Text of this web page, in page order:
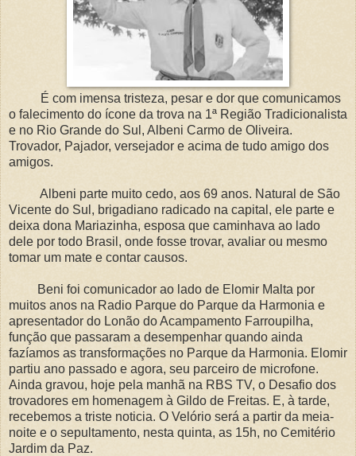
É com imensa tristeza, pesar e dor que comunicamos
o falecimento do ícone da trova na 1ª Região Tradicionalista
e no Rio Grande do Sul, Albeni Carmo de Oliveira.
Trovador, Pajador, versejador e acima de tudo amigo dos
amigos.
Albeni parte muito cedo, aos 69 anos. Natural de São
Vicente do Sul, brigadiano radicado na capital, ele parte e
deixa dona Mariazinha, esposa que caminhava ao lado
dele por todo Brasil, onde fosse trovar, avaliar ou mesmo
tomar um mate e contar causos.
Beni foi comunicador ao lado de Elomir Malta por
muitos anos na Radio Parque do Parque da Harmonia e
apresentador do Lonão do Acampamento Farroupilha,
função que passaram a desempenhar quando ainda
fazíamos as transformações no Parque da Harmonia. Elomir
partiu ano passado e agora, seu parceiro de microfone.
Ainda gravou, hoje pela manhã na RBS TV, o Desafio dos
trovadores em homenagem à Gildo de Freitas. E, à tarde,
recebemos a triste noticia. O Velório será a partir da meia-
noite e o sepultamento, nesta quinta, as 15h, no Cemitério
Jardim da Paz.